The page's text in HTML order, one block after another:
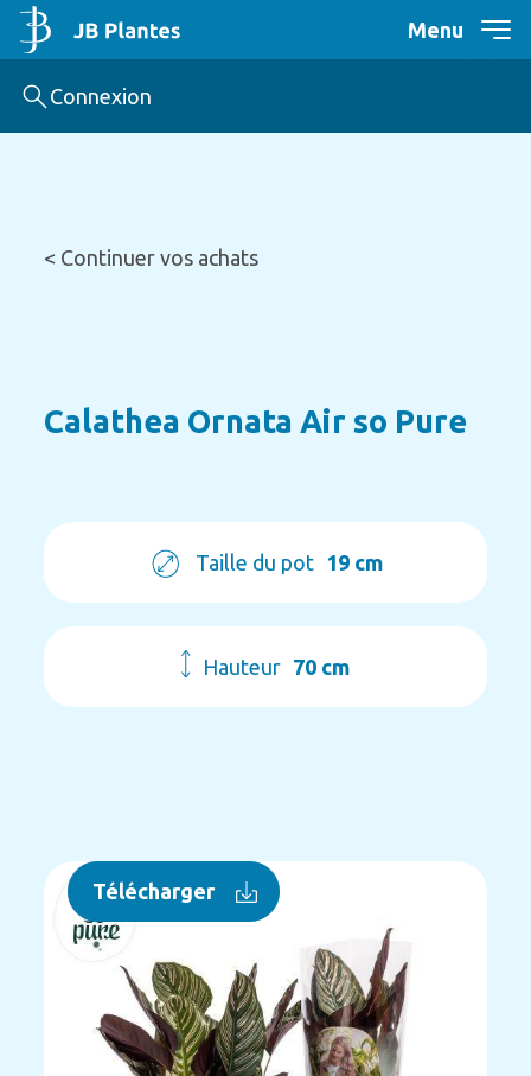
Menu
Connexion
< Continuer vos achats
Calathea Ornata Air so Pure
Taille du pot 19 cm
Hauteur 70 cm
Télécharger